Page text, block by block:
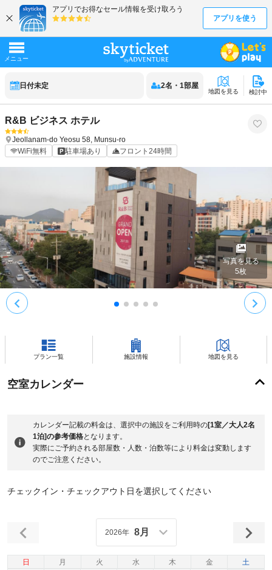
日付未定 2名 ・ 1部屋
地図を見る 検討中
R&B ビジネス ホテル
Jeollanam-do Yeosu 58, Munsu-ro
WiFi無料
駐車場あり フロント24時間
写真を見る
5枚
プラン一覧 施設情報 地図を見る
空室カレンダー
カレンダー記載の料金は、選択中の施設をご利用時の[1室／大人2名
1泊]の参考価格となります。
実際にご予約される部屋数・人数・泊数等により料金は変動します
のでご注意ください。
チェックイン・チェックアウト日を選択してください
日 月 火 水 木 金 土
2026年 8月